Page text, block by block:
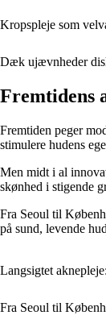
Kropspleje som
Dæk ujævnheder
Fremtidens
Fremtiden peger
stimulere hudens
Men midt i al
skønhed i stigende
Fra Seoul til
på sund, levende
Langsigtet
Fra Seoul til